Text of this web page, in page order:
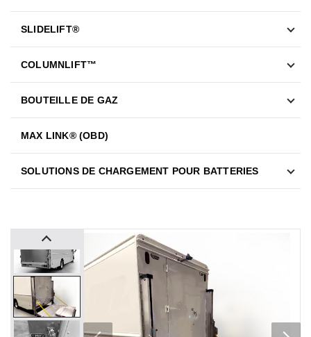
SLIDELIFT®
COLUMNLIFT™
BOUTEILLE DE GAZ
MAX LINK® (OBD)
SOLUTIONS DE CHARGEMENT POUR BATTERIES